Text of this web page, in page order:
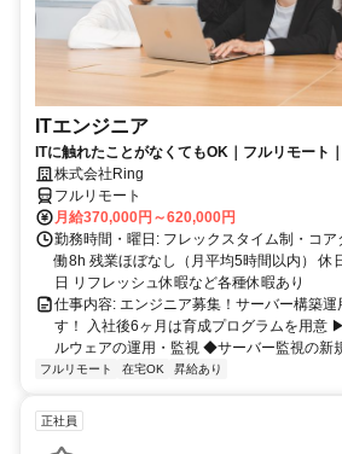
ITエンジニア
ITに触れたことがなくてもOK｜フルリモート
株式会社Ring
フルリモート
月給370,000円～620,000円
勤務時間・曜日: フレックスタイム制・コ
働8h 残業ほぼなし（月平均5時間以内） 休
日 リフレッシュ休暇など各種休暇あり
仕事内容: エンジニア募集！サーバー構築運
す！ 入社後6ヶ月は育成プログラムを用意
ルウェアの運用・監視 ◆サーバー監視の新
フルリモート 在宅OK 昇給あり
正社員